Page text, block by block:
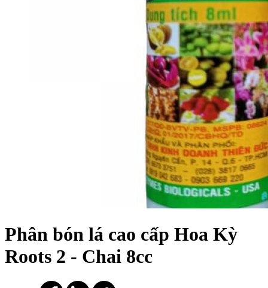
Phân bón lá cao cấp Hoa Kỳ
Roots 2 - Chai 8cc